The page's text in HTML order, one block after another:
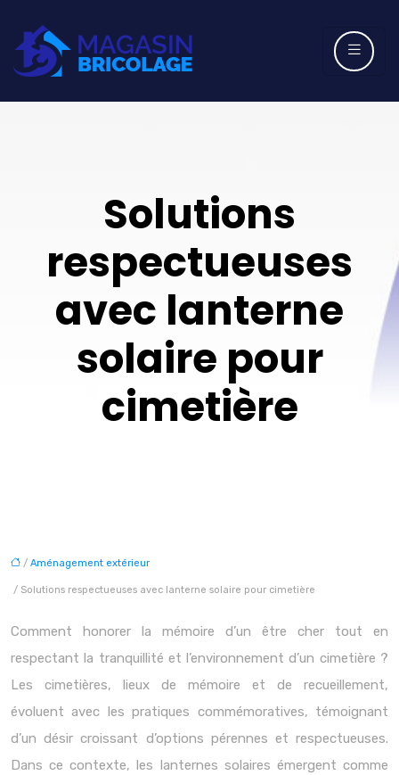
Solutions
respectueuses
avec lanterne
solaire pour
cimetière
/ Aménagement extérieur
/ Solutions respectueuses avec lanterne solaire pour cimetière
Comment honorer la mémoire d’un être cher tout en
respectant la tranquillité et l’environnement d’un cimetière ?
Les cimetières, lieux de mémoire et de recueillement,
évoluent avec les pratiques commémoratives, témoignant
d’un désir croissant d’options pérennes et respectueuses.
Dans ce contexte, les lanternes solaires émergent comme